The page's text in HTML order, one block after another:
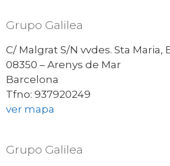
Grupo Galilea
C/ Malgrat S/N vvdes. Sta Maria,
08350 – Arenys de Mar
Barcelona
Tfno: 937920249
ver mapa
Grupo Galilea